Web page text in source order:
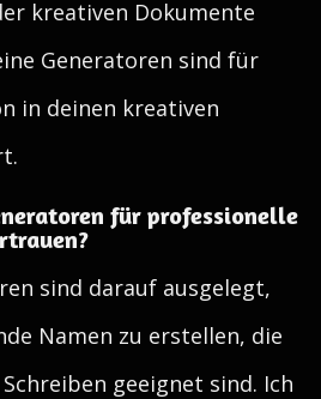
kreativen Dokumente
Generatoren sind für
in deinen kreativen
für professionelle
sind darauf ausgelegt,
Namen zu erstellen, die
geeignet sind. Ich